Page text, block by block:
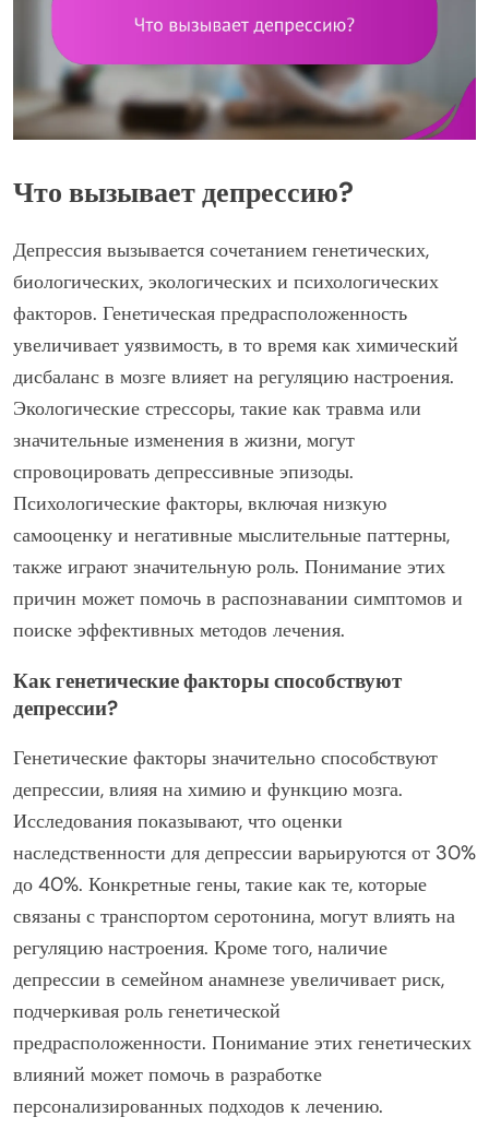
Что вызывает депрессию?
Депрессия вызывается сочетанием генетических,
биологических, экологических и психологических
факторов. Генетическая предрасположенность
увеличивает уязвимость, в то время как химический
дисбаланс в мозге влияет на регуляцию настроения.
Экологические стрессоры, такие как травма или
значительные изменения в жизни, могут
спровоцировать депрессивные эпизоды.
Психологические факторы, включая низкую
самооценку и негативные мыслительные паттерны,
также играют значительную роль. Понимание этих
причин может помочь в распознавании симптомов и
поиске эффективных методов лечения.
Как генетические факторы способствуют
депрессии?
Генетические факторы значительно способствуют
депрессии, влияя на химию и функцию мозга.
Исследования показывают, что оценки
наследственности для депрессии варьируются от 30%
до 40%. Конкретные гены, такие как те, которые
связаны с транспортом серотонина, могут влиять на
регуляцию настроения. Кроме того, наличие
депрессии в семейном анамнезе увеличивает риск,
подчеркивая роль генетической
предрасположенности. Понимание этих генетических
влияний может помочь в разработке
персонализированных подходов к лечению.